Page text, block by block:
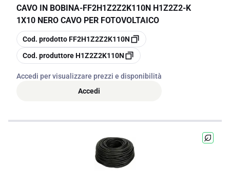
CAVO IN BOBINA-FF2H1Z2Z2K110N H1Z2Z2-K
1X10 NERO CAVO PER FOTOVOLTAICO
copia
Cod. prodottoFF2H1Z2Z2K110N
copia
Cod. produttoreH1Z2Z2K110N
Accedi per visualizzare prezzi e disponibilità
Accedi